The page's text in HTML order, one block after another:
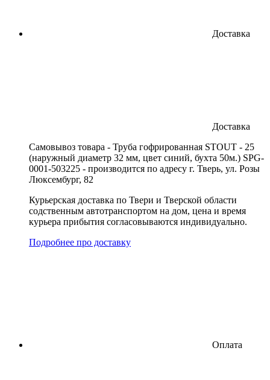
Доставка
Доставка
Cамовывоз товара - Труба гофрированная STOUT - 25
(наружный диаметр 32 мм, цвет синий, бухта 50м.) SPG-
0001-503225 - производится по адресу г. Тверь, ул. Розы
Люксембург, 82
Курьерская доставка по Твери и Тверской области
содственным автотранспортом на дом, цена и время
курьера прибытия согласовываются индивидуально.
Подробнее про доставку
Оплата